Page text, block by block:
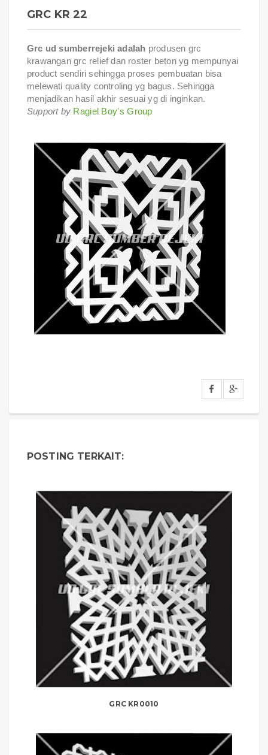
GRC KR 22
Grc ud sumberrejeki adalah produsen grc
krawangan grc relief dan roster beton yg mempunyai
product sendiri sehingga proses pembuatan bisa
melewati quality controling yg bagus. Sehingga
menjadikan hasil akhir sesuai yg di inginkan.
Support by Ragiel Boy's Group
POSTING TERKAIT:
GRC KR0010